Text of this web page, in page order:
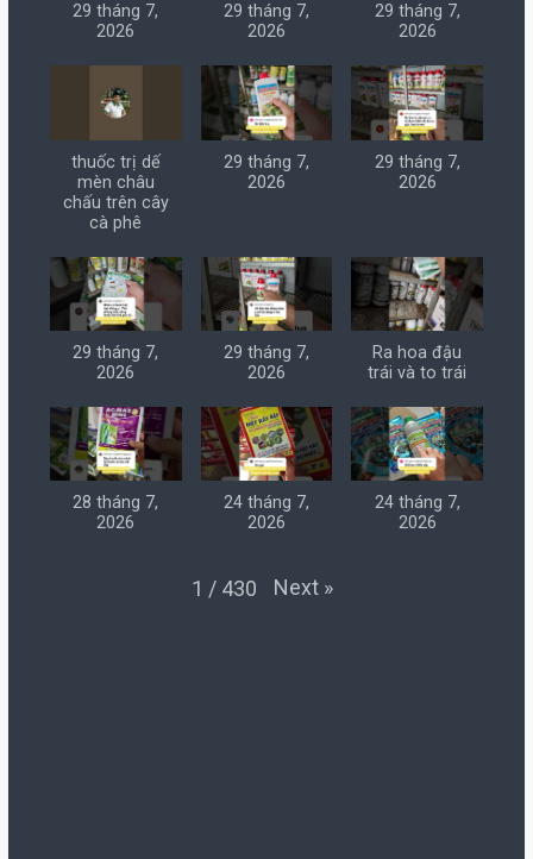
29 tháng 7,
2026
29 tháng 7,
2026
29 tháng 7,
2026
thuốc trị dế
mèn châu
chấu trên cây
cà phê
29 tháng 7,
2026
29 tháng 7,
2026
29 tháng 7,
2026
29 tháng 7,
2026
Ra hoa đậu
trái và to trái
28 tháng 7,
2026
24 tháng 7,
2026
24 tháng 7,
2026
1 / 430 Next »